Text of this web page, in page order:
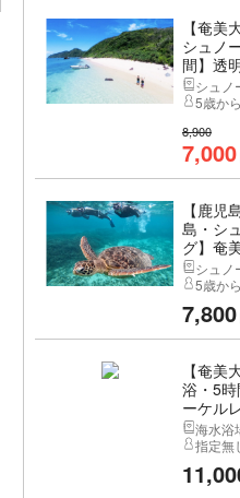
【奄美
シュノ
間】透
シュノ
5歳から
8,900
7,000
【鹿児
島・シ
グ】奄
海...シュノ
5歳から
7,800
【奄美
浴・5時
ーケル
お...海水浴
指定無